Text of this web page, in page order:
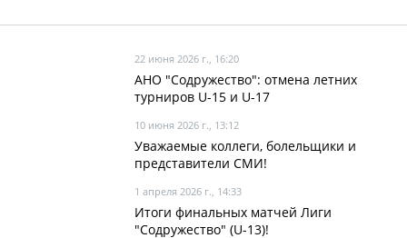
Дисквалификации
О турнире
Архив турниров
Регламентирующие документы
22 июня 2026 г., 16:20
АНО "Содружество": отмена летних
турниров U-15 и U-17
10 июня 2026 г., 13:12
Уважаемые коллеги, болельщики и
представители СМИ!
1 апреля 2026 г., 14:33
Итоги финальных матчей Лиги
"Содружество" (U-13)!